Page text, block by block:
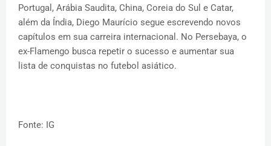
Portugal, Arábia Saudita, China, Coreia do Sul e Catar,
além da Índia, Diego Maurício segue escrevendo novos
capítulos em sua carreira internacional. No Persebaya, o
ex-Flamengo busca repetir o sucesso e aumentar sua
lista de conquistas no futebol asiático.
Fonte: IG